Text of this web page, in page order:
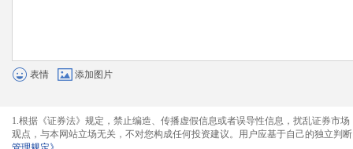
表情 添加图片
1.根据《证券法》规定，禁止编造、传播虚假信息或者误导性信息，扰乱证券市
观点，与本网站立场无关，不对您构成任何投资建议。用户应基于自己的独立判